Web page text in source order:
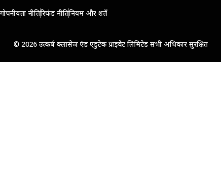
गोपनीयता नीतिरिफंड नीतिनियम और शर्तें
© 2026 उत्कर्ष क्लासेज एंड एडुटेक प्राइवेट लिमिटेड सभी अधिकार सुरक्षित